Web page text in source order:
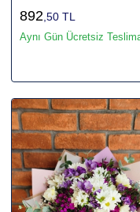
892 ,50 TL
Aynı Gün Ücretsiz